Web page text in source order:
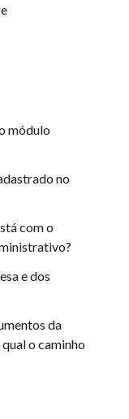
módulo
no
com o
e dos
da
o caminho